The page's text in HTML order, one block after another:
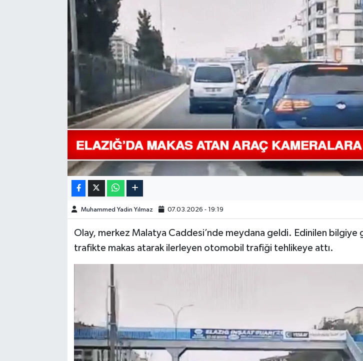
Muhammed Yadin Yılmaz 07.03.2026 - 19:19
Olay, merkez Malatya Caddesi’nde meydana geldi. Edinilen bilgiye
trafikte makas atarak ilerleyen otomobil trafiği tehlikeye attı.
HABERDE İNSAN
KÜLTÜR-SANAT
ÖZEL HABER